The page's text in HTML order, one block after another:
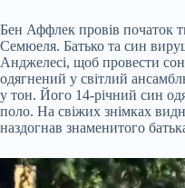
Бен Аффлек провів початок
Семюеля. Батько та син
Анджелесі, щоб провести
одягнений у світлий
у тон. Його 14-річний син
поло. На свіжих знімках
наздогнав знаменитого